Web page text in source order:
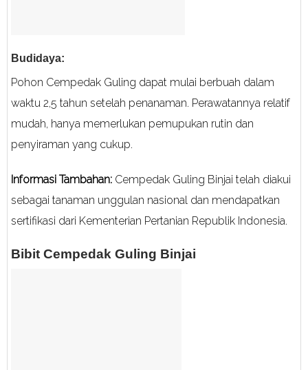
Budidaya:
Pohon Cempedak Guling dapat mulai berbuah dalam
waktu 2,5 tahun setelah penanaman. Perawatannya relatif
mudah, hanya memerlukan pemupukan rutin dan
penyiraman yang cukup.
Informasi Tambahan: Cempedak Guling Binjai telah diakui
sebagai tanaman unggulan nasional dan mendapatkan
sertifikasi dari Kementerian Pertanian Republik Indonesia.
Bibit Cempedak Guling Binjai